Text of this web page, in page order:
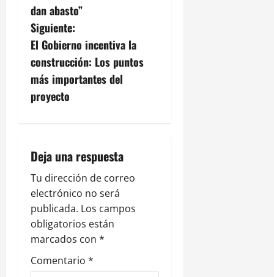
g
a
c
i
n
d
e
e
n
dan abasto”
Siguiente:
El Gobierno incentiva la
construcción: Los puntos
más importantes del
proyecto
Deja una respuesta
Tu dirección de correo
electrónico no será
publicada. Los campos
obligatorios están
marcados con *
Comentario *